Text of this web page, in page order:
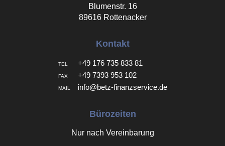
Blumenstr. 16
89616 Rottenacker
Kontakt
TEL +49 176 735 833 81
FAX +49 7393 953 102
MAIL info@betz-finanzservice.de
Bürozeiten
Nur nach Vereinbarung